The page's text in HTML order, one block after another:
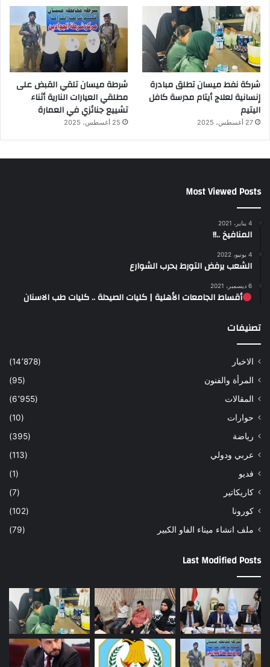
شركة نفط ميسان تطلق مبادرة
إنسانية لعلاج أيتام مدرسة كافل
اليتيم
27 أغسطس، 2025
شرطة ميسان تلقي القبض على
مطلقي العيارات النارية أثناء
تشييع جنائزي في العمارة
25 أغسطس، 2025
Most Viewed Posts
4 يناير، 2021
المنافيخ ..!!
4 يونيو، 2022
الشعب يرفض التورط بحرب الشوارع
6 ديسمبر، 2021
أقساط الجامعات الأهلية | كليات الصيدلة .. كليات طب الاسنان
تصنيفات
الاخبار
(14٬878)
المرأة والفنون
(95)
المقالات
(6٬955)
حوارات
(10)
رياضة
(395)
عربي ودولي
(113)
فديو
(1)
كاريكاتير
(7)
كورونا
(102)
ملف انشاء ميناء الفاو الكبير
(79)
Last Modified Posts